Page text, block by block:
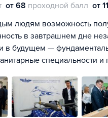
от 68 проходной балл от
людям возможность
в завтрашнем дне
в будущем —
специальности